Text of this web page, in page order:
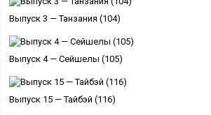
Выпуск 3 — Танзания (104)
Выпуск 4 — Сейшелы (105)
Выпуск 15 — Тайбэй (116)